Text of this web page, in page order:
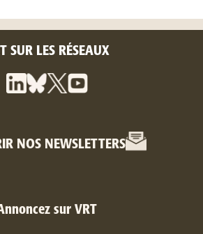
SUR LES RÉSEAUX
NOS NEWSLETTERS
sur VRT